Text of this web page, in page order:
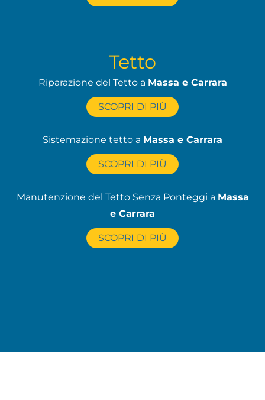
Tetto
Riparazione del Tetto a Massa e Carrara
SCOPRI DI PIÙ
Sistemazione tetto a Massa e Carrara
SCOPRI DI PIÙ
Manutenzione del Tetto Senza Ponteggi a Massa
e Carrara
SCOPRI DI PIÙ